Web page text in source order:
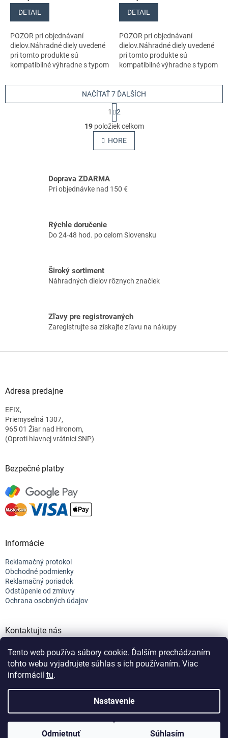
Tento web používa súbory cookie. Ďalším prechádzaním
tohto webu vyjadrujete súhlas s ich používaním. Viac
informácií tu.
Nastavenie
Odmietnuť Súhlasím
DETAIL
POZOR pri objednávaní
dielov.Náhradné diely uvedené
pri tomto produkte sú
kompatibilné výhradne s typom
DETAIL
POZOR pri objednávaní
dielov.Náhradné diely uvedené
pri tomto produkte sú
kompatibilné výhradne s typom
O
v
l
á
i
k
p
i
NAČÍTAŤ 7 ĎALŠÍCH
S
t
r
á
n
k
n
i
1
2
19položiek celkom
HORE
Doprava ZDARMA
Pri objednávke nad 150 €
Rýchle doručenie
Do 24-48 hod. po celom Slovensku
Široký sortiment
Náhradných dielov rôznych značiek
Zľavy pre registrovaných
Zaregistrujte sa získajte zľavu na nákupy
Adresa predajne
EFIX,
Priemyselná 1307,
965 01 Žiar nad Hronom,
(Oproti hlavnej vrátnici SNP)
Bezpečné platby
Informácie
Reklamačný protokol
Obchodné podmienky
Reklamačný poriadok
Odstúpenie od zmluvy
Ochrana osobných údajov
Kontaktujte nás
+421 944 682 154
info@efix.top
. Všetky práva vyhradené.
cookiesNastavenie | Úprava | Custom =Netmedia s.r.o.